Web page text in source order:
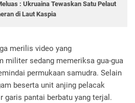
: Ukruaina Tewaskan Satu Pelaut
di Laut Kaspia
merilis video yang
militer sedang memeriksa gua-gua
permukaan samudra. Selain
beserta unit anjing pelacak
garis pantai berbatu yang terjal.